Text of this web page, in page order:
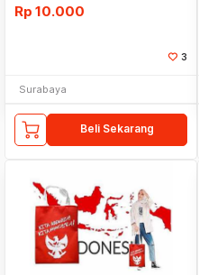
Rp 10.000
3
Surabaya
Beli Sekarang